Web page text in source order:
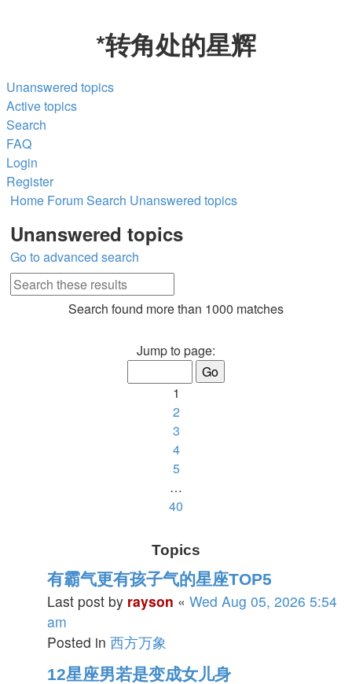
*转角处的星辉
Unanswered topics
Active topics
Search
FAQ
Login
Register
Home ForumSearch Unanswered topics
Unanswered topics
Go to advanced search
search
Search found more than 1000 matches
Page
1
of
40
Jump to page:
1
2
3
4
5
…
40
Topics
有霸气更有孩子气的星座TOP5
Last post by rayson « Wed Aug 05, 2026 5:54
am
Posted in 西方万象
12星座男若是变成女儿身